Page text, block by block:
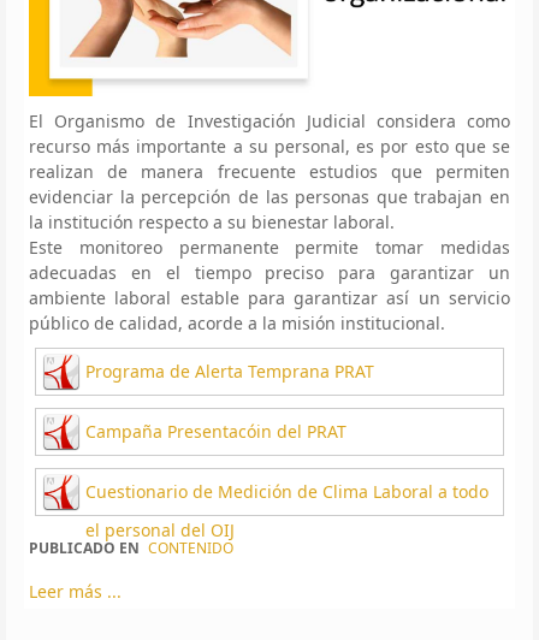
El Organismo de Investigación Judicial considera como
recurso más importante a su personal, es por esto que se
realizan de manera frecuente estudios que permiten
evidenciar la percepción de las personas que trabajan en
la institución respecto a su bienestar laboral.
Este monitoreo permanente permite tomar medidas
adecuadas en el tiempo preciso para garantizar un
ambiente laboral estable para garantizar así un servicio
público de calidad, acorde a la misión institucional.
Programa de Alerta Temprana PRAT
Campaña Presentacóin del PRAT
Cuestionario de Medición de Clima Laboral a todo
el personal del OIJ
PUBLICADO EN CONTENIDO
Leer más ...